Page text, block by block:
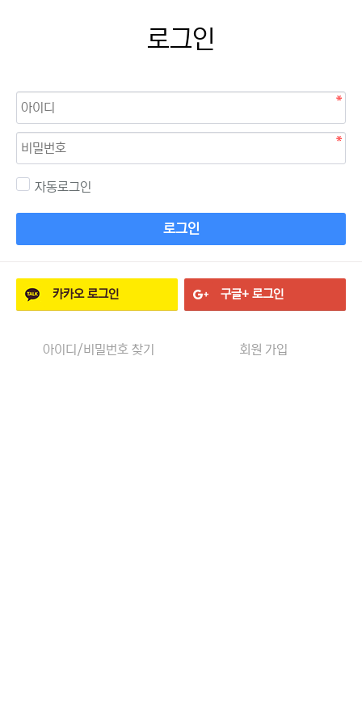
로그인
자동로그인
로그인
카카오로그인 구글+ 로그인
아이디/비밀번호 찾기 회원 가입